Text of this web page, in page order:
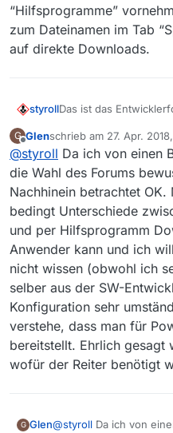
“Hilfsprogramme”
zum Dateinamen im Tab
auf direkte Downloads.
styrollDas ist das
@ glen: Teilweise
abgespeichert,
wird mit dem
Ein Pattern habe
Thema
Problem scheinbar
auf, nicht bei ARD.
WDR-Sendungen
FFmpeg
Generierung des
“Hilfsprogramme”
zum Dateinamen im
auf direkte Downloads.
G
Offline
Glenschrieb am 27. Apr.
zuletzt editiert von
@styroll Da ich von einen
die Wahl des Forums
Nachhinein betrachtet
bedingt Unterschiede
und per Hilfsprogramm
Anwender kann und ich
nicht wissen (obwohl ich
selber aus der SW-
Konfiguration sehr
verstehe, dass man für
bereitstellt. Ehrlich gesagt
wofür der Reiter benötigt
G Glen@styroll Da ich von